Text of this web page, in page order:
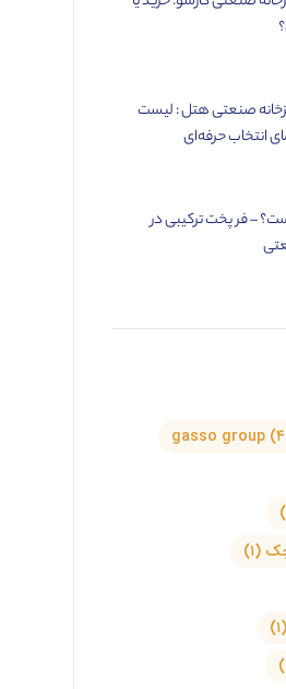
صنعتی هتل : لیست
انتخاب حرفه‌ای
– فر پخت ترکیبی در
gasso group
(۱)
(۱)